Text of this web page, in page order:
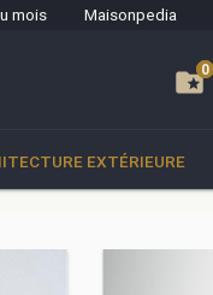
mois Maisonpedia
folder_special0
0
EXTÉRIEURE